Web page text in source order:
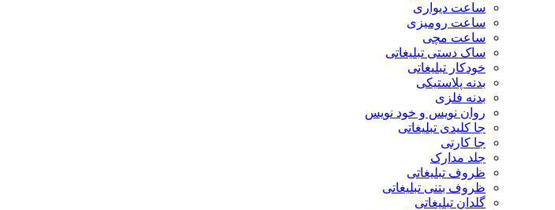
ساعت دیواری
ساعت رومیزی
ساعت مچی
ساک دستی تبلیغاتی
خودکار تبلیغاتی
بدنه پلاستیکی
بدنه فلزی
روان نویس و خود نویس
جا کلیدی تبلیغاتی
جا کارتی
جلد مدارک
ظروف تبلیغاتی
ظروف بتنی تبلیغاتی
گلدان تبلیغاتی